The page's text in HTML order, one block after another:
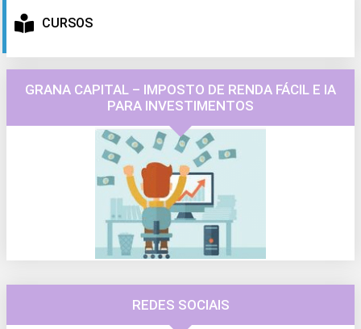
CURSOS
GRANA CAPITAL – IMPOSTO DE RENDA FÁCIL E IA
PARA INVESTIMENTOS
REDES SOCIAIS